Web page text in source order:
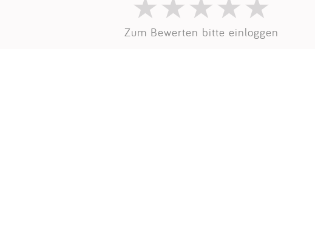
Zum Bewerten bitte einloggen